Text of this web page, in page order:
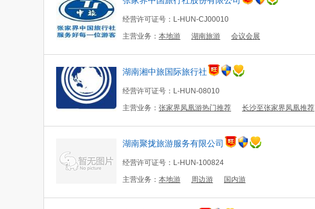
经营许可证号：L-HUN-CJ00010
主营业务： 本地游 湖南旅游 会议会展
湖南湘中旅国际旅行社
经营许可证号：L-HUN-08010
主营业务： 张家界凤凰游热门推荐 长沙至张家界凤凰推荐
湖南聚拢旅游服务有限公司
经营许可证号：L-HUN-100824
主营业务： 本地游 周边游 国内游